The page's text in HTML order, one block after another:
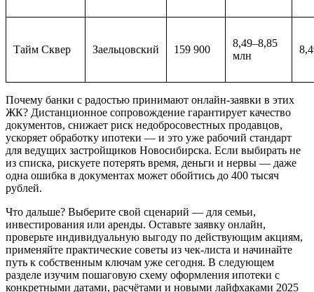
Тайм Сквер Заельцовский 159 900
8,49–8,85
млн
Почему банки с радостью принимают онлайн-заявки в этих
ЖК? Дистанционное сопровождение гарантирует качество
документов, снижает риск недобросовестных продавцов,
ускоряет обработку ипотеки — и это уже рабочий стандарт
для ведущих застройщиков Новосибирска. Если выбирать не
из списка, рискуете потерять время, деньги и нервы — даже
одна ошибка в документах может обойтись до 400 тысяч
рублей.
Что дальше? Выберите свой сценарий — для семьи,
инвестирования или аренды. Оставьте заявку онлайн,
проверьте индивидуальную выгоду по действующим акциям,
применяйте практические советы из чек-листа и начинайте
путь к собственным ключам уже сегодня. В следующем
разделе изучим пошаговую схему оформления ипотеки с
конкретными датами, расчётами и новыми лайфхаками 2025